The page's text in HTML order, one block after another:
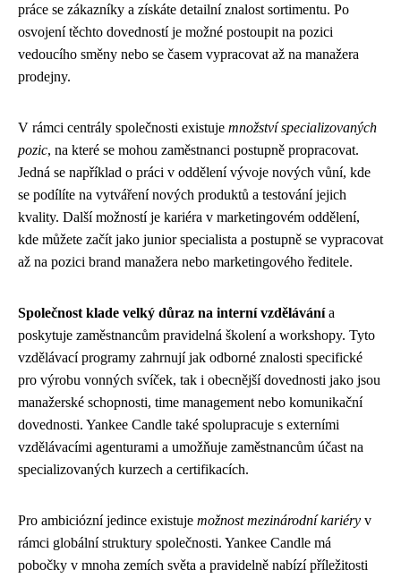
práce se zákazníky a získáte detailní znalost sortimentu. Po
osvojení těchto dovedností je možné postoupit na pozici
vedoucího směny nebo se časem vypracovat až na manažera
prodejny.
V rámci centrály společnosti existuje množství specializovaných
pozic, na které se mohou zaměstnanci postupně propracovat.
Jedná se například o práci v oddělení vývoje nových vůní, kde
se podílíte na vytváření nových produktů a testování jejich
kvality. Další možností je kariéra v marketingovém oddělení,
kde můžete začít jako junior specialista a postupně se vypracovat
až na pozici brand manažera nebo marketingového ředitele.
Společnost klade velký důraz na interní vzdělávánía
poskytuje zaměstnancům pravidelná školení a workshopy. Tyto
vzdělávací programy zahrnují jak odborné znalosti specifické
pro výrobu vonných svíček, tak i obecnější dovednosti jako jsou
manažerské schopnosti, time management nebo komunikační
dovednosti. Yankee Candle také spolupracuje s externími
vzdělávacími agenturami a umožňuje zaměstnancům účast na
specializovaných kurzech a certifikacích.
Pro ambiciózní jedince existuje možnost mezinárodní kariéry v
rámci globální struktury společnosti. Yankee Candle má
pobočky v mnoha zemích světa a pravidelně nabízí příležitosti